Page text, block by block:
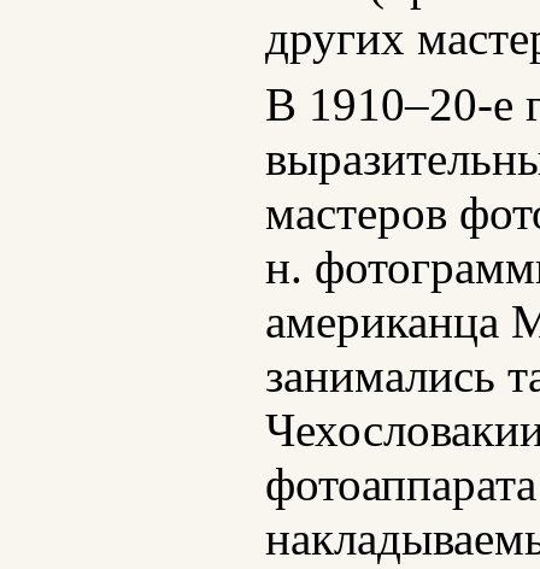
других
В 1910–20-е
мастеров
н.
американца
занимались